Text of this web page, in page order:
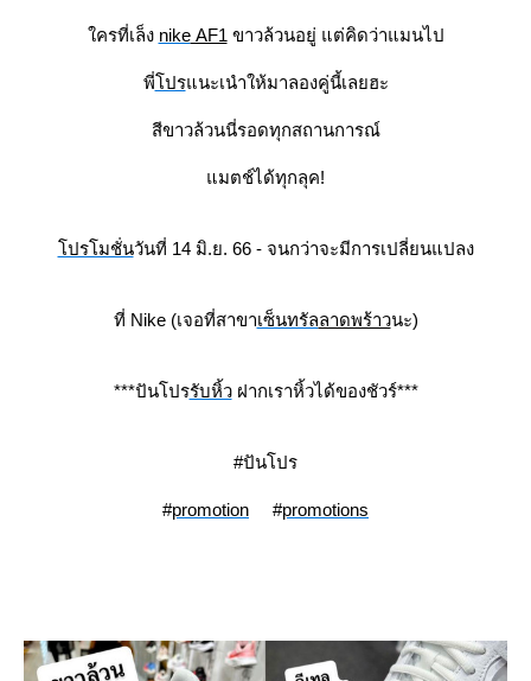
ครที่เล็ง nikeAF1 ขาวล้วนอยู่ แต่คิดว่าแมนไป
พี่ปรนะเนำให้มาลองคู่นี้เลยฮะ
สีขาวล้วนนี่รอดทุกสถานการณ์
มตช์ได้ทุกลุค!
ปรโมชั่นวันที่ 14 มิ.ย. 66 - จนกว่าจะมีการเปลี่ยนแปลง
ที่ Nike (เจอที่สาขาเซ็นทรัลลาดพร้าวนะ)
***ปันโปรรับหิ้วฝากเราหิ้วได้ของชัวร์***
#ปันโปร
#promotion #promotions